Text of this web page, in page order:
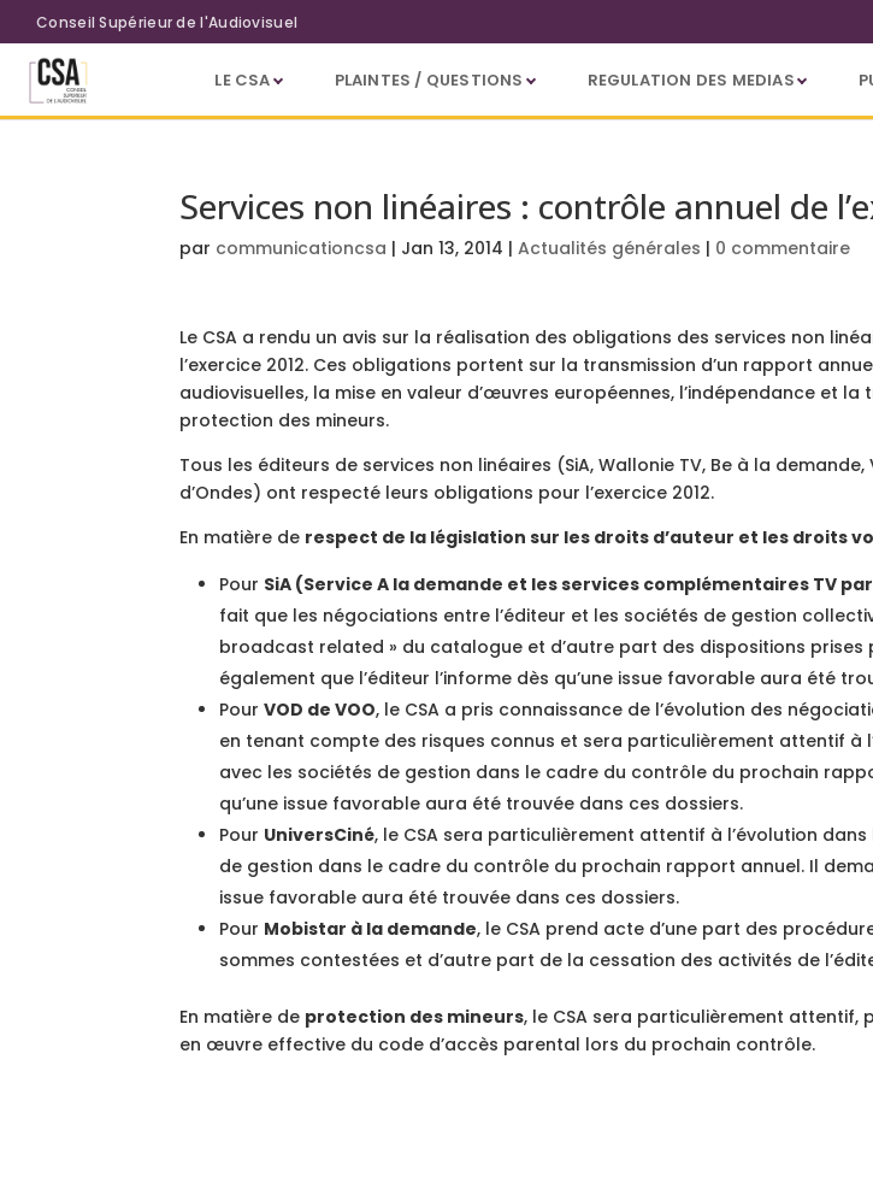
Aller au contenu principal
Conseil Supérieur de l'Audiovisuel
LE CSA PLAINTES / QUESTIONS REGULATION DES MEDIAS
Services non linéaires : contrôle annuel de
par communicationcsa | Jan 13, 2014 |Actualités générales | 0 commentaire
Le CSA a rendu un avis sur la réalisation des obligations des services non
l’exercice 2012. Ces obligations portent sur la transmission d’un rapport
audiovisuelles, la mise en valeur d’œuvres européennes, l’indépendance et
protection des mineurs.
Tous les éditeurs de services non linéaires (SiA, Wallonie TV, Be à la
d’Ondes) ont respecté leurs obligations pour l’exercice 2012.
En matière de respect de la législation sur les droits d’auteur et les droits
Pour SiA (Service A la demande et les services complémentaires TV
fait que les négociations entre l’éditeur et les sociétés de gestion
broadcast related » du catalogue et d’autre part des dispositions prises
également que l’éditeur l’informe dès qu’une issue favorable aura été
PourVOD de VOO, le CSA a pris connaissance de l’évolution des
en tenant compte des risques connus et sera particulièrement attentif à
avec les sociétés de gestion dans le cadre du contrôle du prochain
qu’une issue favorable aura été trouvée dans ces dossiers.
Pour UniversCiné, le CSA sera particulièrement attentif à l’évolution
de gestion dans le cadre du contrôle du prochain rapport annuel. Il
issue favorable aura été trouvée dans ces dossiers.
Pour Mobistar à la demande, le CSA prend acte d’une part des
sommes contestées et d’autre part de la cessation des activités de
En matière de protection des mineurs, le CSA sera particulièrement attentif,
en œuvre effective du code d’accès parental lors du prochain contrôle.